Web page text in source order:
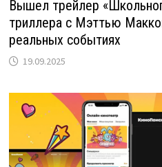
Вышел трейлер
триллера с Мэттью
реальных событиях
19.09.2025